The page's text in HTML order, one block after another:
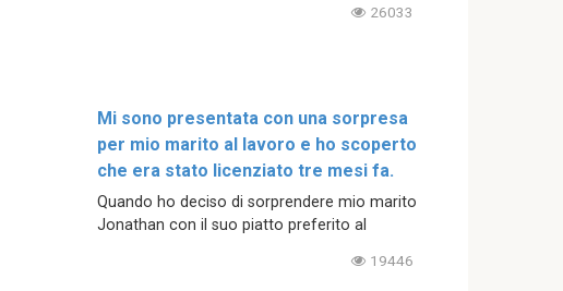
26033
Mi sono presentata con una sorpresa
per mio marito al lavoro e ho scoperto
che era stato licenziato tre mesi fa.
Quando ho deciso di sorprendere mio marito
Jonathan con il suo piatto preferito al
19446